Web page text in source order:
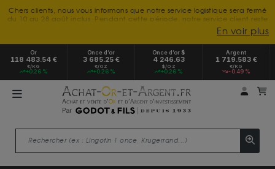
Chers clients, nous vous informons que notre service logistique sera fermé
du 10 au 28 août inclus. Pendant cette période, notre service client reste
à votre disposition tout l'été. Vous pouvez nous joindre du lundi au
vendredi, de 9h30 à 18h, pour toute demande d'information.
Nous vous remercions de votre compréhension et vous souhaitons un
excellent été.
En voir plus
Or
118 483.54 €
€/KG
+0.26 %
Once d’or
3 685.25 €
€/OZ
+0.26 %
Once d’or $
4 246.63
$/OZ
+0.26 %
Argent
1 719.583 €
€/KG
-0.49 %
Mon